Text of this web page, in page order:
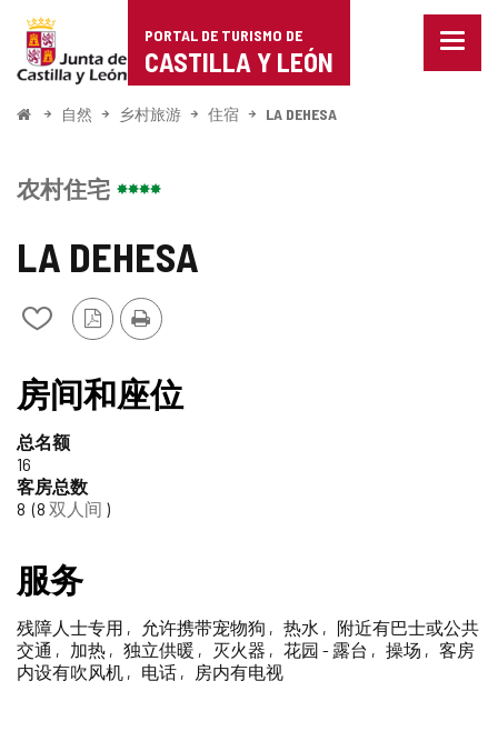
Portal
de
Turismo
Castilla
León
PORTAL DE TURISMO DE
CASTILLA Y LEÓN
菜
开
自然 乡村旅游 住宿 LA DEHESA
LA DEHESA
从
笔
记
中
加/
删
PDF
版
打
印
农村住宅
房间和座位
总名额
16
客房总数
8 8 双人间
服务
残障人士专用 允许携带宠物狗 热水
附近有巴士或公共
交通
加热 独立供暖 灭火器 花园 - 露台 操场
客房
内设有吹风机
电话 房内有电视